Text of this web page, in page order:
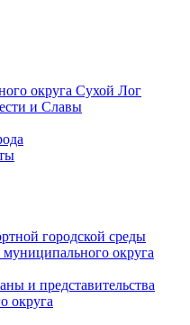
округа Сухой Лог
и Славы
городской среды
округа
и представительства
округа